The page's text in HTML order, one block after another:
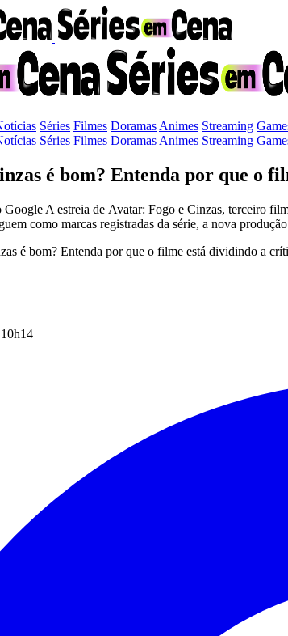
Séries Filmes Doramas Animes Streaming
Séries Filmes Doramas Animes Streaming
é bom? Entenda por que o
A estreia de Avatar: Fogo e Cinzas, terceiro
como marcas registradas da série, a nova